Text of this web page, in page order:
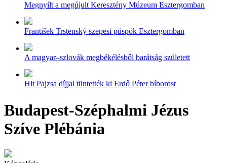
Megnyílt a megújult Keresztény Múzeum Esztergomban
František Trstenský szepesi püspök Esztergomban
A magyar–szlovák megbékélésből barátság született
Hit Pajzsa díjjal tüntették ki Erdő Péter bíborost
Budapest-Széphalmi Jézus
Szíve Plébánia